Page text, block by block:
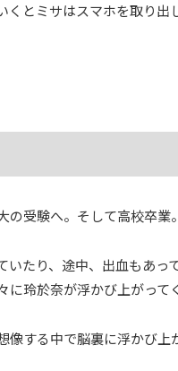
くとミサはスマホを取り出
受験へ。そして高校卒業。
たり、途中、出血もあっ
玲於奈が浮かび上がって
する中で脳裏に浮かび上